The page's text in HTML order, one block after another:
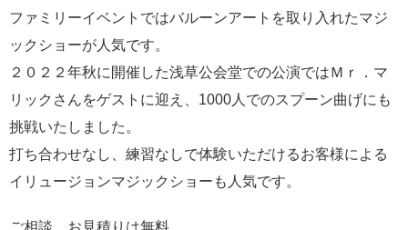
ファミリーイベントではバルーンアートを取り入れたマジ
ックショーが人気です。
２０２２年秋に開催した浅草公会堂での公演ではＭｒ．マ
リックさんをゲストに迎え、1000人でのスプーン曲げにも
挑戦いたしました。
打ち合わせなし、練習なしで体験いただけるお客様による
イリュージョンマジックショーも人気です。